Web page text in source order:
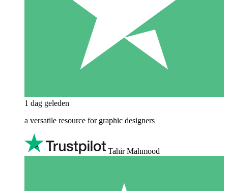
1 dag geleden
a versatile resource for graphic designers
Tahir Mahmood